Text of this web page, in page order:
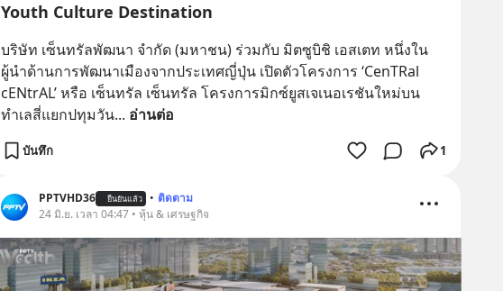
Youth Culture Destination
บริษัท เซ็นทรัลพัฒนา จำกัด (มหาชน) ร่วมกับ มิตซูบิชิ เอสเตท หนึ่งใน
ผู้นำด้านการพัฒนาเมืองจากประเทศญี่ปุ่น เปิดตัวโครงการ ‘CenTRal
cENtrAL’ หรือ เซ็นทรัล เซ็นทรัล โครงการมิกซ์ยูสเจเนอเรชันใหม่บน
ทำเลสี่แยกปทุมวัน... อ่านต่อ
บันทึก 1
PPTVHD36 ยืนยันแล้ว • ติดตาม
24 มิ.ย. เวลา 04:47 • หุ้น & เศรษฐกิจ